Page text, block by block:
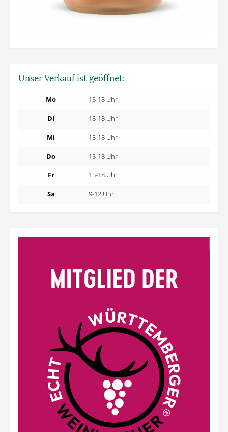
Unser Verkauf ist geöffnet:
Mo 15-18 Uhr
Di 15-18 Uhr
Mi 15-18 Uhr
Do 15-18 Uhr
Fr 15-18 Uhr
Sa 9-12 Uhr